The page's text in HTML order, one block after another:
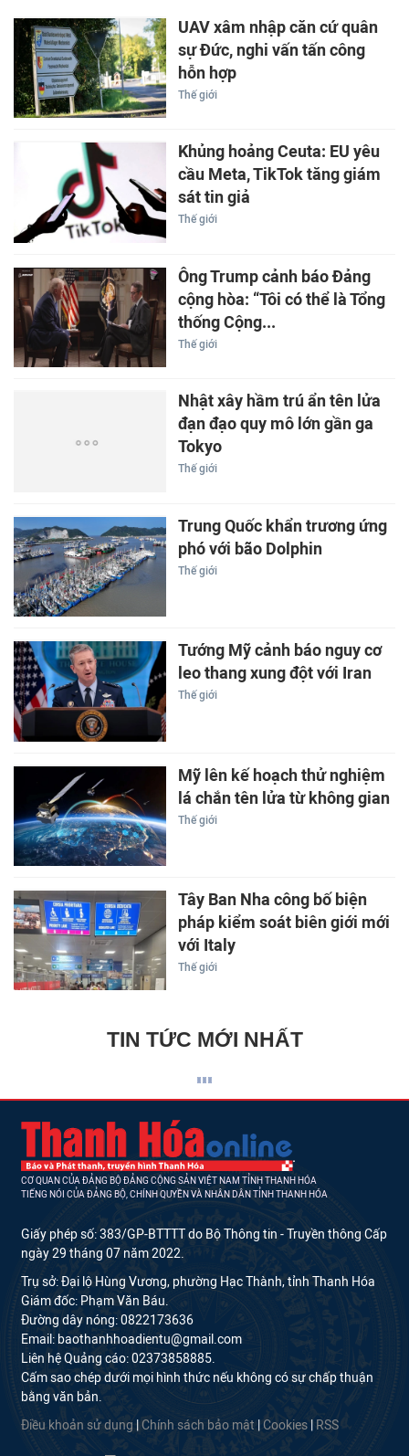
UAV xâm nhập căn cứ quân
sự Đức, nghi vấn tấn công
hỗn hợp
Thế giới
Khủng hoảng Ceuta: EU yêu
cầu Meta, TikTok tăng giám
sát tin giả
Thế giới
Ông Trump cảnh báo Đảng
cộng hòa: “Tôi có thể là Tổng
thống Cộng...
Thế giới
Nhật xây hầm trú ẩn tên lửa
đạn đạo quy mô lớn gần ga
Tokyo
Thế giới
Trung Quốc khẩn trương ứng
phó với bão Dolphin
Thế giới
Tướng Mỹ cảnh báo nguy cơ
leo thang xung đột với Iran
Thế giới
Mỹ lên kế hoạch thử nghiệm
lá chắn tên lửa từ không gian
Thế giới
Tây Ban Nha công bố biện
pháp kiểm soát biên giới mới
với Italy
Thế giới
TIN TỨC MỚI NHẤT
CƠ QUAN CỦA ĐẢNG BỘ ĐẢNG CỘNG SẢN VIỆT NAM TỈNH THANH HÓA
TIẾNG NÓI CỦA ĐẢNG BỘ, CHÍNH QUYỀN VÀ NHÂN DÂN TỈNH THANH HÓA
Giấy phép số: 383/GP-BTTTT do Bộ Thông tin - Truyền thông Cấp
ngày 29 tháng 07 năm 2022.
Trụ sở: Đại lộ Hùng Vương, phường Hạc Thành, tỉnh Thanh Hóa
Giám đốc: Phạm Văn Báu.
Đường dây nóng: 0822173636
Email: baothanhhoadientu@gmail.com
Liên hệ Quảng cáo: 02373858885.
Cấm sao chép dưới mọi hình thức nếu không có sự chấp thuận
bằng văn bản.
Điều khoản sử dụng Chính sách bảo mật Cookies RSS